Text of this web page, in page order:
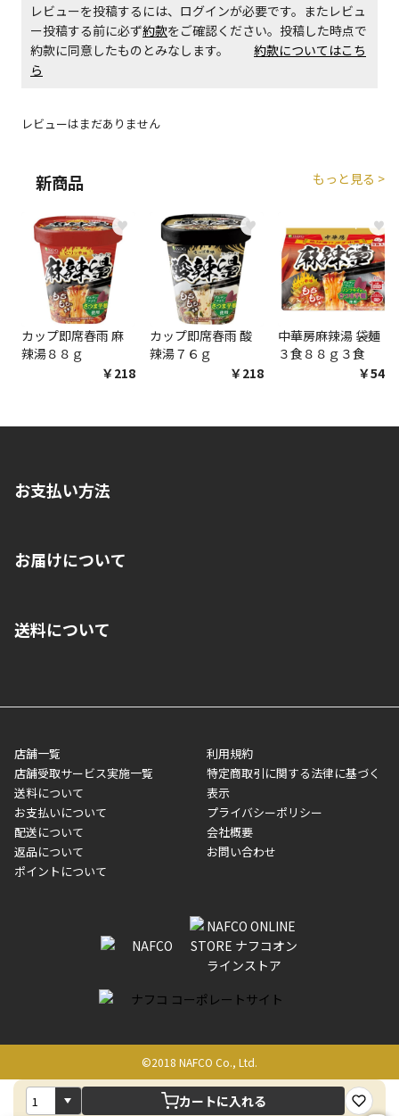
カートに入れる
レビューを投稿するには、ログインが必要です。またレビュ
ー投稿する前に必ず約款をご確認ください。投稿した時点で
約款に同意したものとみなします。 約款についてはこち
ら
レビューはまだありません
新商品 もっと見る >
♥
カップ即席春雨 麻
辣湯８８ｇ
￥218
♥
カップ即席春雨 酸
辣湯７６ｇ
￥218
♥
中華房麻辣湯 袋麺
３食８８ｇ３食
￥548
お支払い方法
いいただくことはできません。ご了承ください。
■代金引換(代引)※手数料がかかります
■商品によっては一部決済方法が使用できない場合がございま
す。
お届けについて
ご注文が確認出来次第、1～4営業日に発送いたします。「お取り
業日にてお引渡しとなります。(離島などの場合、例外もあります)
メーカー直送品など一部商品については、その他商品との購入に
制限がかかる場合がございます。また発送日についても、通常と
異なる場合がございます。対象商品の説明ページをご確認くださ
い。
■店舗受取をご選択いただいた場合
ご注文が確認出来次第、お受取される店舗在庫を使用してご準備
をさせていただきます。店舗に在庫がない場合は店舗よりお取り
いただく場合がございます。店舗準備でのお渡しとなる為、商品
のみの受け渡しとなります。（箱や納品書は付属しておりませ
ん）店舗で準備が出来次第、メールにてご連絡させていただきま
送料について
店舗一覧
店舗受取サービス実施一覧
送料について
お支払いについて
配送について
返品について
ポイントについて
利用規約
特定商取引に関する法律に基づく
表示
プライバシーポリシー
会社概要
お問い合わせ
©2018 NAFCO Co., Ltd.